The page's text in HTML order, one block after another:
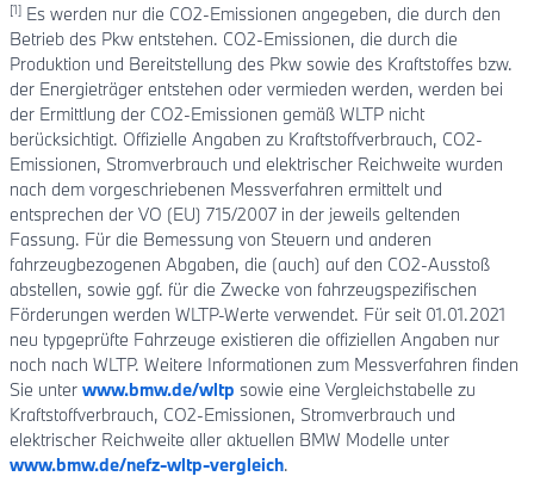
[1] Es werden nur die CO2-Emissionen angegeben, die durch den
Betrieb des Pkw entstehen. CO2-Emissionen, die durch die
Produktion und Bereitstellung des Pkw sowie des Kraftstoffes bzw.
der Energieträger entstehen oder vermieden werden, werden bei
der Ermittlung der CO2-Emissionen gemäß WLTP nicht
berücksichtigt. Offizielle Angaben zu Kraftstoffverbrauch, CO2-
Emissionen, Stromverbrauch und elektrischer Reichweite wurden
nach dem vorgeschriebenen Messverfahren ermittelt und
entsprechen der VO (EU) 715/2007 in der jeweils geltenden
Fassung. Für die Bemessung von Steuern und anderen
fahrzeugbezogenen Abgaben, die (auch) auf den CO2-Ausstoß
abstellen, sowie ggf. für die Zwecke von fahrzeugspezifischen
Förderungen werden WLTP-Werte verwendet. Für seit 01.01.2021
neu typgeprüfte Fahrzeuge existieren die offiziellen Angaben nur
noch nach WLTP. Weitere Informationen zum Messverfahren finden
Sie unter www.bmw.de/wltp sowie eine Vergleichstabelle zu
Kraftstoffverbrauch, CO2-Emissionen, Stromverbrauch und
elektrischer Reichweite aller aktuellen BMW Modelle unter
www.bmw.de/nefz-wltp-vergleich.